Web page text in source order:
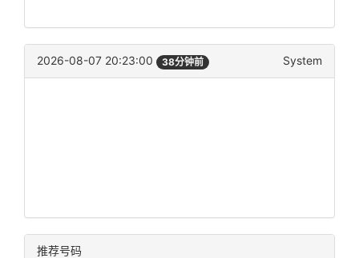
2026-08-07 20:23:00 38分钟前 System
推荐号码